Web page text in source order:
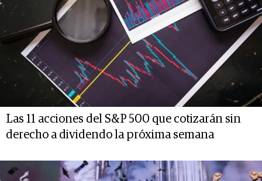
Las 11 acciones del S&P 500 que cotizarán sin
derecho a dividendo la próxima semana